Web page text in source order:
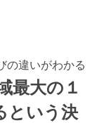
の違いがわかる
最大の１
という決